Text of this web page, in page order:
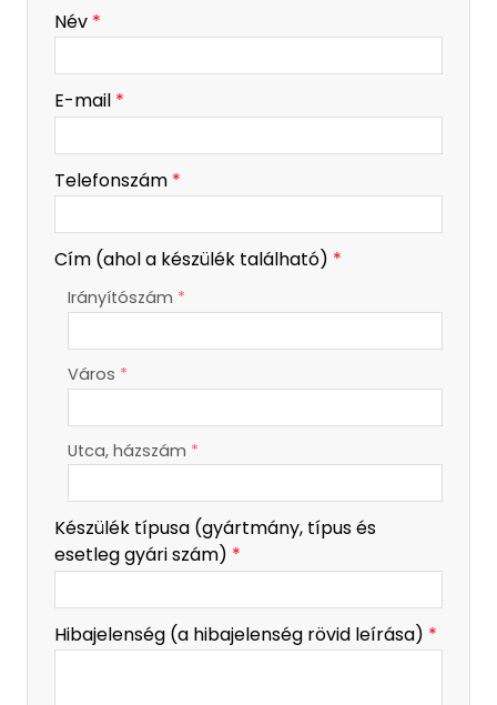
-
-
-
-
Név *
E-mail *
Telefonszám *
Cím (ahol a készülék található) *
Irányítószám *
Város *
Utca, házszám *
Készülék típusa (gyártmány, típus és
esetleg gyári szám) *
Hibajelenség (a hibajelenség rövid leírása) *